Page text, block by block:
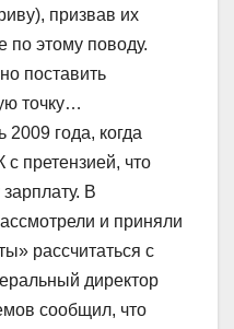
призвав их
по этому поводу.
поставить
точку…
года, когда
претензией, что
В
и приняли
рассчитаться с
директор
сообщил, что